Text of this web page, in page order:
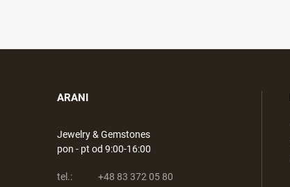
ARANI
Jewelry & Gemstones
pon - pt od 9:00-16:00
tel.: +48 83 372 05 80